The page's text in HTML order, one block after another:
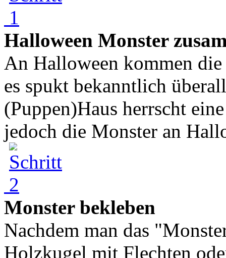
Halloween Monster
An Halloween kommen
es spukt bekanntlich
(Puppen)Haus herrscht
jedoch die Monster an
Monster bekleben
Nachdem man das
Holzkugel mit Flechten